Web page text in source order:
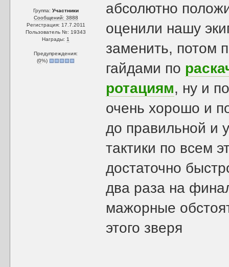
Группа: Участники
Сообщений: 3888
Регистрация: 17.7.2011
Пользователь №: 19343
Награды: 1
Предупреждения:
(0%)
абсолютно
оценили нашу
заменить, потом
гайдами по
ротациям, ну и
очень хорошо и
до правильной и
тактики по всем
достаточно
два раза на
мажорные
этого зверя